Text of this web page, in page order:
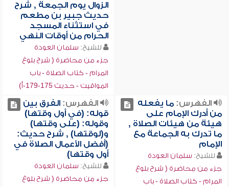
الزوال يوم الجمعة , شرح
حديث جبير بن مطعم
في استثناء المسجد
الحرام من أوقات النهي
للشيخ: سلمان العودة
جزء من محاضرة ( شرح بلوغ
المرام - كتاب الصلاة - باب
المواقيت - حديث 175-179-أ)
الفهرس:ما يفعله
من أدرك الإمام على
هيئة من هيئات الصلاة ,
ما تدرك به الجماعة مع
الإمام
للشيخ: سلمان العودة
جزء من محاضرة ( شرح بلوغ
المرام - كتاب الصلاة - باب
الفهرس:الفرق بين
قوله: (في أول وقتها)
وقوله: (على وقتها)
و(لوقتها) , شرح حديث:
(أفضل الأعمال الصلاة في
أول وقتها)
للشيخ: سلمان العودة
جزء من محاضرة ( شرح بلوغ